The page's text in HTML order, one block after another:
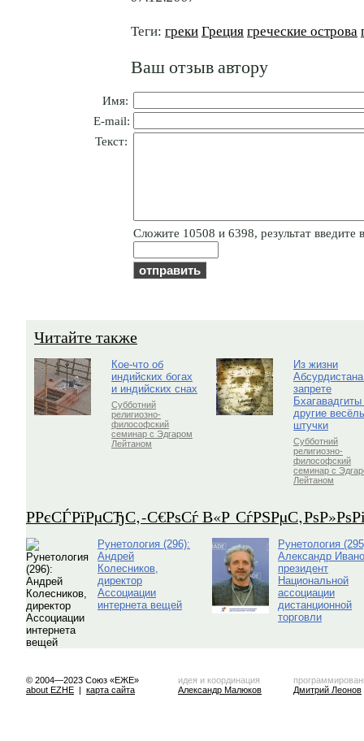
Теги: греки Греция греческие острова
Ваш отзыв автору
Имя:
E-mail:
Текст:
Cлoжитe 10508 и 6398, результат введите
Читайте также
Кое-что об
индийских богах
и индийских снах
Субботний
религиозно-
философский
семинар с Эдгаром
Лейтаном
Из жизни
запрете
Бхагавадгиты
другие
штучки
Субботний
религиозно-
философский
семинар с
Лейтаном
Р­РєСЃРїРµСЂС‚-С€РѕСѓ В«Р
Рунетология (296):
Андрей
Колесников,
директор
Ассоциации
интернета вещей
Рунетология
Александр
президент
Национальной
ассоциации
дистанционной
торговли
© 2004—2023 Союз «ЕЖЕ»
about EZHE | карта сайта
идея и координация
Александр Малюков
Дмитрий Леонов